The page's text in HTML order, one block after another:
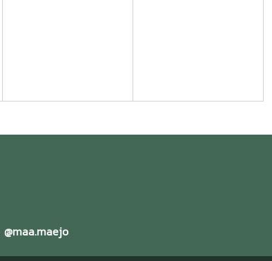
@maa.maejo